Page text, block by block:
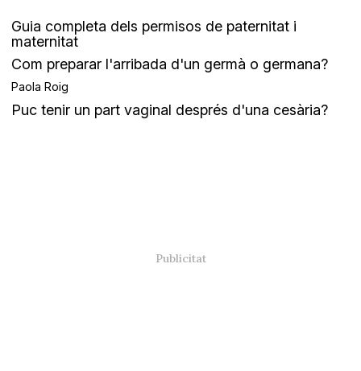
Guia completa dels permisos de paternitat i
maternitat
Com preparar l'arribada d'un germà o germana?
Paola Roig
Puc tenir un part vaginal després d'una cesària?